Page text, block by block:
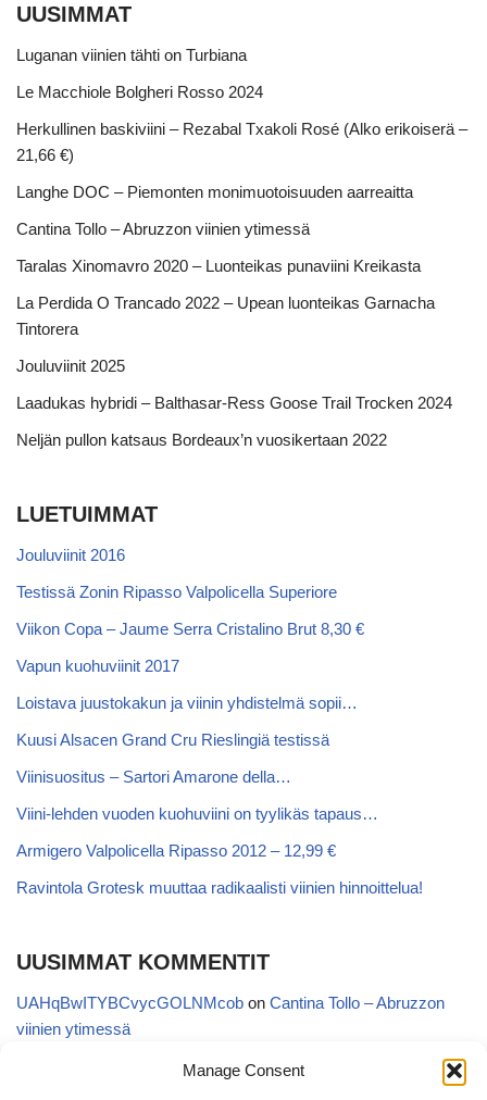
Manage Consent
UUSIMMAT
Luganan viinien tähti on Turbiana
Le Macchiole Bolgheri Rosso 2024
Herkullinen baskiviini – Rezabal Txakoli Rosé (Alko erikoiserä –
21,66 €)
Langhe DOC – Piemonten monimuotoisuuden aarreaitta
Cantina Tollo – Abruzzon viinien ytimessä
Taralas Xinomavro 2020 – Luonteikas punaviini Kreikasta
La Perdida O Trancado 2022 – Upean luonteikas Garnacha
Tintorera
Jouluviinit 2025
Laadukas hybridi – Balthasar-Ress Goose Trail Trocken 2024
Neljän pullon katsaus Bordeaux’n vuosikertaan 2022
LUETUIMMAT
Jouluviinit 2016
Testissä Zonin Ripasso Valpolicella Superiore
Viikon Copa – Jaume Serra Cristalino Brut 8,30 €
Vapun kuohuviinit 2017
Loistava juustokakun ja viinin yhdistelmä sopii…
Kuusi Alsacen Grand Cru Rieslingiä testissä
Viinisuositus – Sartori Amarone della…
Viini-lehden vuoden kuohuviini on tyylikäs tapaus…
Armigero Valpolicella Ripasso 2012 – 12,99 €
Ravintola Grotesk muuttaa radikaalisti viinien hinnoittelua!
UUSIMMAT KOMMENTIT
UAHqBwITYBCvycGOLNMcob on Cantina Tollo – Abruzzon
viinien ytimessä
EgVGGttRTxKfbqUaWNglbonCantina Tollo – Abruzzon viinien